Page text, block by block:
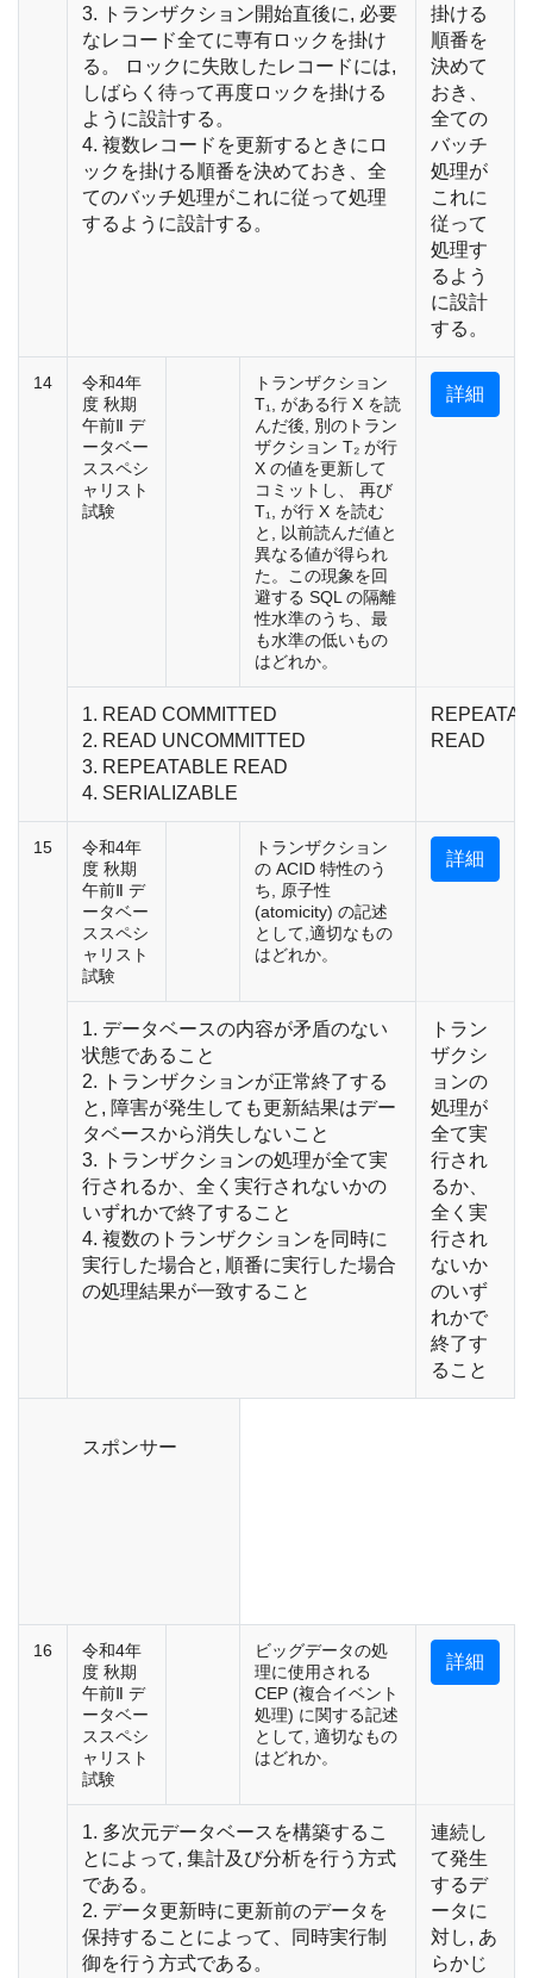
3. トランザクション開始直後に, 必要
なレコード全てに専有ロックを掛け
る。 ロックに失敗したレコードには,
しばらく待って再度ロックを掛ける
ように設計する。
4. 複数レコードを更新するときにロ
ックを掛ける順番を決めておき、全
てのバッチ処理がこれに従って処理
するように設計する。
掛ける
順番を
決めて
おき、
全ての
バッチ
処理が
これに
従って
処理す
るよう
に設計
する。
14
令和4年
度 秋期
午前Ⅱ デ
ータベー
ススペシ
ャリスト
試験
トランザクション
T₁, がある行 X を読
んだ後, 別のトラン
ザクション T₂ が行
X の値を更新して
コミットし、 再び
T₁, が行 X を読む
と, 以前読んだ値と
異なる値が得られ
た。この現象を回
避する SQL の隔離
性水準のうち、最
も水準の低いもの
はどれか。
詳細
1. READ COMMITTED
2. READ UNCOMMITTED
3. REPEATABLE READ
4. SERIALIZABLE
READ
15
令和4年
度 秋期
午前Ⅱ デ
ータベー
ススペシ
ャリスト
試験
トランザクション
の ACID 特性のう
ち, 原子性
(atomicity) の記述
として,適切なもの
はどれか。
詳細
1. データベースの内容が矛盾のない
状態であること
2. トランザクションが正常終了する
と, 障害が発生しても更新結果はデー
タベースから消失しないこと
3. トランザクションの処理が全て実
行されるか、全く実行されないかの
いずれかで終了すること
4. 複数のトランザクションを同時に
実行した場合と, 順番に実行した場合
の処理結果が一致すること
トラン
ザクシ
ョンの
処理が
全て実
行され
るか、
全く実
行され
ないか
のいず
れかで
終了す
ること
スポンサー
16
令和4年
度 秋期
午前Ⅱ デ
ータベー
ススペシ
ャリスト
試験
ビッグデータの処
理に使用される
CEP (複合イベント
処理) に関する記述
として, 適切なもの
はどれか。
詳細
1. 多次元データベースを構築するこ
とによって, 集計及び分析を行う方式
である。
2. データ更新時に更新前のデータを
保持することによって、同時実行制
御を行う方式である。
連続し
て発生
するデ
ータに
対し, あ
らかじ